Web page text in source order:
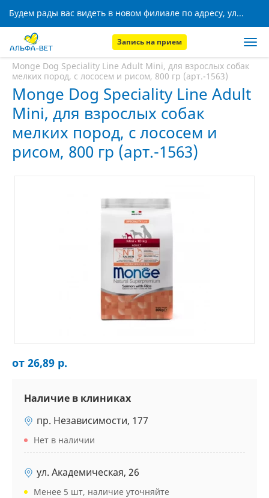
Будем рады вас видеть в новом филиале по адресу, ул. Кижеватова, 8!
Запись на прием
Главная
Monge Dog Speciality Line Adult Mini, для взрослых собак
мелких пород, с лососем и рисом, 800 гр (арт.-1563)
Monge Dog Speciality Line Adult
Mini, для взрослых собак
мелких пород, с лососем и
рисом, 800 гр (арт.-1563)
от 26,89 р.
Наличие в клиниках
пр. Независимости, 177
Нет в наличии
ул. Академическая, 26
Менее 5 шт, наличие уточняйте